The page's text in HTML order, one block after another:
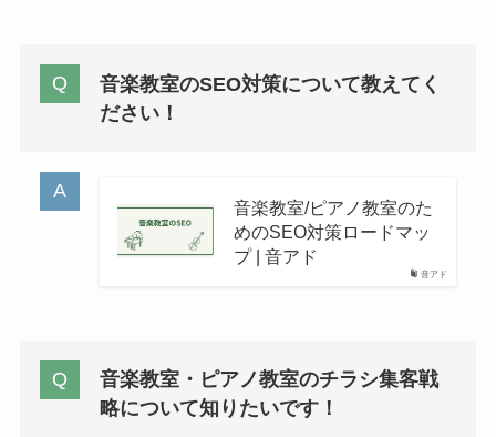
音楽教室のSEO対策について教えてく
ださい！
音アド
音楽教室/ピアノ教室のた
めのSEO対策ロードマッ
プ | 音アド
音楽教室・ピアノ教室のチラシ集客戦
略について知りたいです！